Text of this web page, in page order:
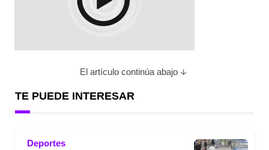
El artículo continúa abajo
TE PUEDE INTERESAR
Deportes